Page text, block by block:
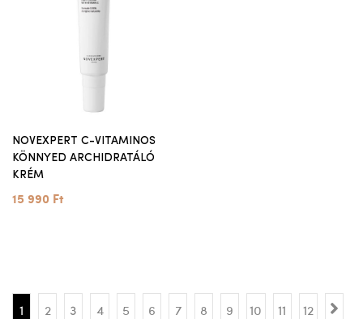
NOVEXPERT C-VITAMINOS
KÖNNYED ARCHIDRATÁLÓ
KRÉM
15 990 Ft
1 2 3 4 5 6 7 8 9 10 11 12